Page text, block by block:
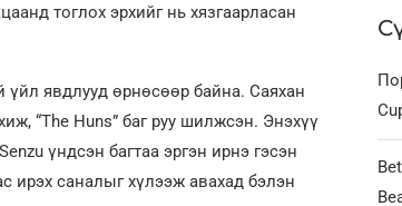
тоглох эрхийг нь хязгаарласан
үйл явдлууд өрнөсөөр байна. Саяхан
“The Huns” баг руу шилжсэн. Энэхүү
үндсэн багтаа эргэн ирнэ гэсэн
ирэх саналыг хүлээж авахад бэлэн